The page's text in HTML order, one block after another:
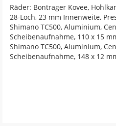
Räder: Bontrager Kovee,
28-Loch, 23 mm Innenweite,
Shimano TC500, Aluminium,
Scheibenaufnahme, 110 x 15
Shimano TC500, Aluminium,
Scheibenaufnahme, 148 x 12